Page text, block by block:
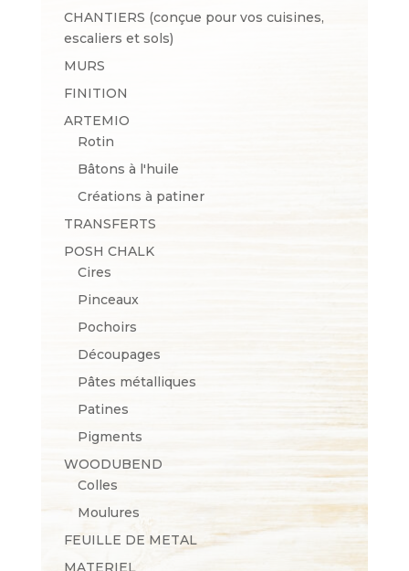
CHANTIERS (conçue pour vos cuisines,
escaliers et sols)
MURS
FINITION
ARTEMIO
Rotin
Bâtons à l'huile
Créations à patiner
TRANSFERTS
POSH CHALK
Cires
Pinceaux
Pochoirs
Découpages
Pâtes métalliques
Patines
Pigments
WOODUBEND
Colles
Moulures
FEUILLE DE METAL
MATERIEL